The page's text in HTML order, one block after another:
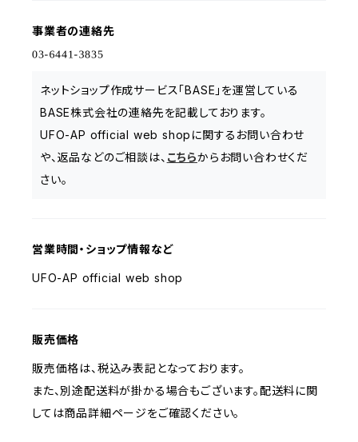
事業者の連絡先
ネットショップ作成サービス「BASE」を運営している
BASE株式会社の連絡先を記載しております。
UFO-AP official web shopに関するお問い合わせ
や、返品などのご相談は、 こちらからお問い合わせくだ
さい。
営業時間・ショップ情報など
UFO-AP official web shop
販売価格
販売価格は、税込み表記となっております。
また、別途配送料が掛かる場合もございます。配送料に関
しては商品詳細ページをご確認ください。